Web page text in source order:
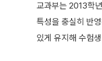
교과부는 2013학
특성을 충실히 반
있게 유지해 수험